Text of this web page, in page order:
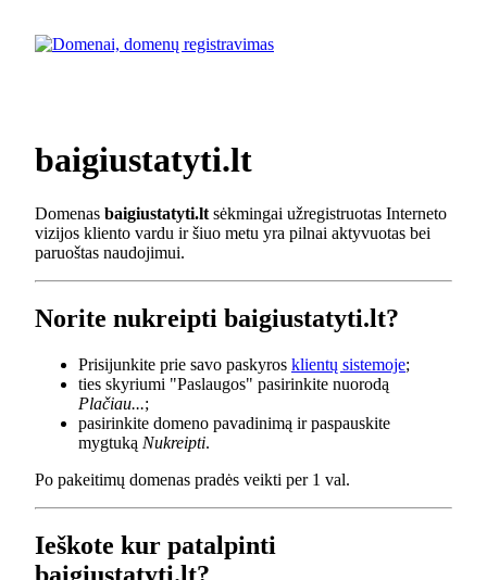
baigiustatyti.lt
Domenas baigiustatyti.lt sėkmingai užregistruotas Interneto
vizijos kliento vardu ir šiuo metu yra pilnai aktyvuotas bei
paruoštas naudojimui.
Norite nukreipti baigiustatyti.lt?
Prisijunkite prie savo paskyros klientų sistemoje;
ties skyriumi "Paslaugos" pasirinkite nuorodą
Plačiau...;
pasirinkite domeno pavadinimą ir paspauskite
mygtuką Nukreipti.
Po pakeitimų domenas pradės veikti per 1 val.
Ieškote kur patalpinti
baigiustatyti.lt?